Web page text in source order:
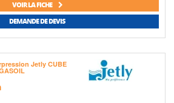
VOIR LA FICHE
DEMANDE DE DEVIS